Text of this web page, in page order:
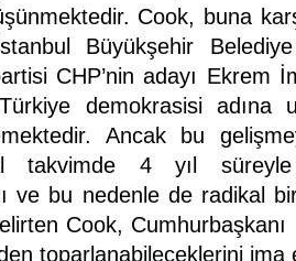
Cook, buna
Büyükşehir Belediye
CHP’nin adayı Ekrem
Türkiye demokrasisi
Ancak bu
takvimde 4 yıl
ve bu nedenle de radikal
Cook,
toparlanabileceklerini ima